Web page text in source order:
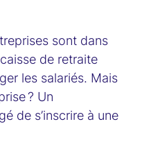
sont dans
de retraite
les salariés. Mais
? Un
de s’inscrire à une